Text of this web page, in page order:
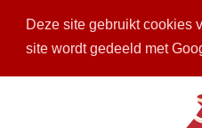
Deze site gebruikt cookies
site wordt gedeeld met